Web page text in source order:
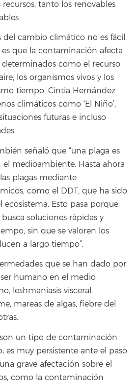
tanto los renovables
del cambio climático no es fácil.
es que la contaminación afecta
determinados como el recurso
los organismos vivos y los
tiempo, Cintia Hernández
climáticos como ‘El Niño’,
futuras e incluso
señaló que “una plaga es
medioambiente. Hasta ahora
plagas mediante
como el DDT, que ha sido
Esto pasa porque
soluciones rápidas y
sin que se valoren los
a largo tiempo”.
que se han dado por
humano en el medio
leshmaniasis visceral,
mareas de algas, fiebre del
un tipo de contaminación
es muy persistente ante el paso
grave afectación sobre el
como la contaminación